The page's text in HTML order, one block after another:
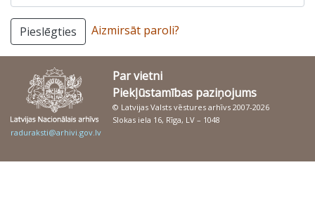
Pieslēgties Aizmirsāt paroli?
Par vietni
Piekļūstamības paziņojums
© Latvijas Valsts vēstures arhīvs 2007-2026
Slokas iela 16, Rīga, LV – 1048
raduraksti@arhivi.gov.lv